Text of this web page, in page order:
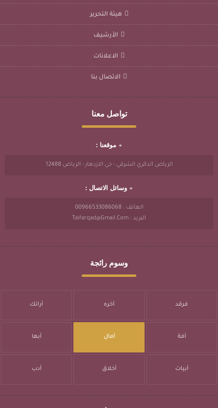
هيئة التحرير
الأرشيف
الاعلانات
الاتصال بنا
تواصل معنا
موقعنا :
الرياض الدائري الشرقي - حي الازدهار - الرياض 12488
وسائل الاتصال :
الهاتف : 00966533086068
البريد : Taifarqad@gmail.com
وسوم رائجة
فرقد آخره آرائك
آفة آمال أبها
أبيات أخلاق أدب